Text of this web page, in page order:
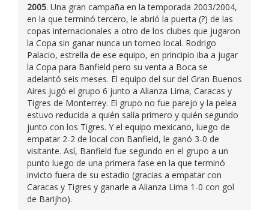
2005. Una gran campaña en la temporada 2003/2004,
en la que terminó tercero, le abrió la puerta (?) de las
copas internacionales a otro de los clubes que jugaron
la Copa sin ganar nunca un torneo local. Rodrigo
Palacio, estrella de ese equipo, en principio iba a jugar
la Copa para Banfield pero su venta a Boca se
adelantó seis meses. El equipo del sur del Gran Buenos
Aires jugó el grupo 6 junto a Alianza Lima, Caracas y
Tigres de Monterrey. El grupo no fue parejo y la pelea
estuvo reducida a quién salía primero y quién segundo
junto con los Tigres. Y el equipo mexicano, luego de
empatar 2-2 de local con Banfield, le ganó 3-0 de
visitante. Así, Banfield fue segundo en el grupo a un
punto luego de una primera fase en la que terminó
invicto fuera de su estadio (gracias a empatar con
Caracas y Tigres y ganarle a Alianza Lima 1-0 con gol
de Barijho).